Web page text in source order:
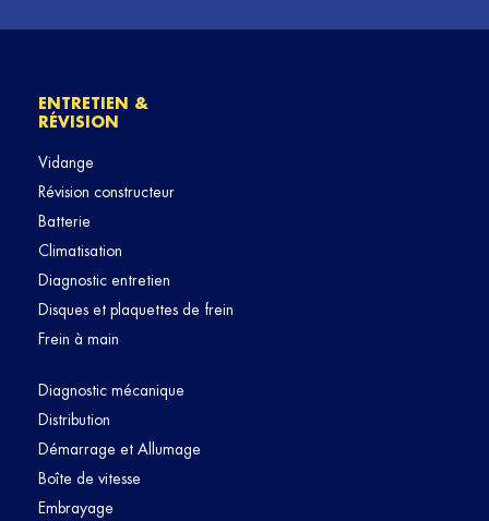
ENTRETIEN &
RÉVISION
Vidange
Révision constructeur
Batterie
Climatisation
Diagnostic entretien
Disques et plaquettes de frein
Frein à main
Diagnostic mécanique
Distribution
Démarrage et Allumage
Boîte de vitesse
Embrayage